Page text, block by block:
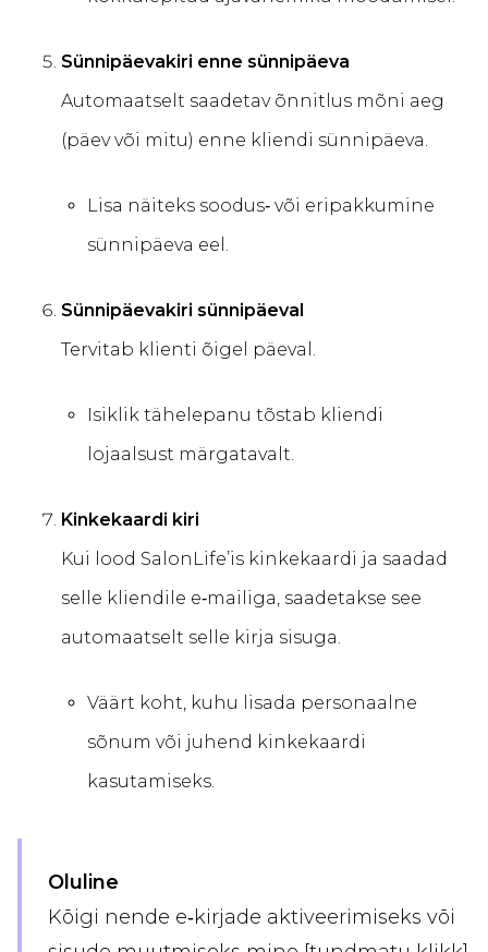
Sünnipäevakiri enne sünnipäeva
Automaatselt saadetav õnnitlus mõni aeg
(päev või mitu) enne kliendi sünnipäeva.
Lisa näiteks soodus‑ või eripakkumine
sünnipäeva eel.
Sünnipäevakiri sünnipäeval
Tervitab klienti õigel päeval.
Isiklik tähelepanu tõstab kliendi
lojaalsust märgatavalt.
Kinkekaardi kiri
Kui lood SalonLife’is kinkekaardi ja saadad
selle kliendile e‑mailiga, saadetakse see
automaatselt selle kirja sisuga.
Väärt koht, kuhu lisada personaalne
sõnum või juhend kinkekaardi
kasutamiseks.
Oluline
Kõigi nende e‑kirjade aktiveerimiseks või